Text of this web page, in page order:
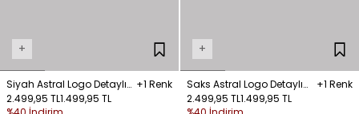
+
Siyah Astral Logo Detaylı
Bikini
+1 Renk
2.499,95 TL1.499,95 TL
+
Saks Astral Logo Detaylı
Bikini
+1 Renk
2.499,95 TL1.499,95 TL